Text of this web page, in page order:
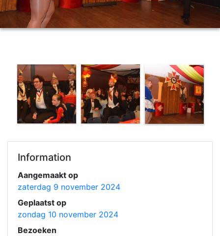
Information
Aangemaakt op
zaterdag 9 november 2024
Geplaatst op
zondag 10 november 2024
Bezoeken